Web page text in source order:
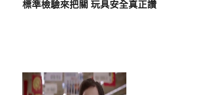
標準檢驗來把關 玩具安全真正讚